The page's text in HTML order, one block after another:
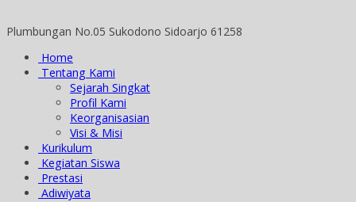
Plumbungan No.05 Sukodono Sidoarjo 61258
Home
Tentang Kami
Sejarah Singkat
Profil Kami
Keorganisasian
Visi & Misi
Kurikulum
Kegiatan Siswa
Prestasi
Adiwiyata